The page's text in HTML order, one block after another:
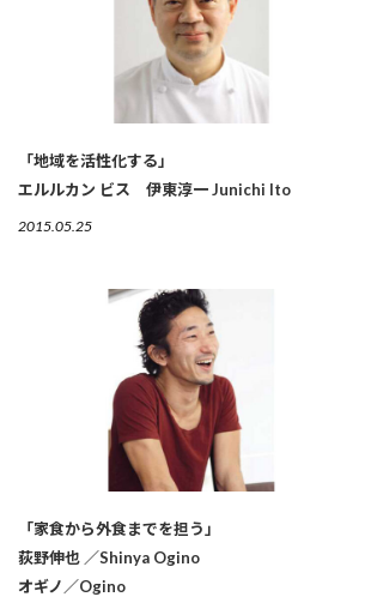
「地域を活性化する」
エルルカン ビス 伊東淳一 Junichi Ito
2015.05.25
「家食から外食までを担う」
荻野伸也 ／Shinya Ogino
オギノ／Ogino